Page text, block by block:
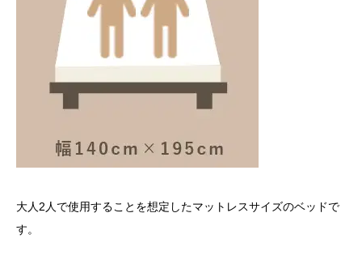
大人2人で使用することを想定したマットレスサイズのベッドで
す。